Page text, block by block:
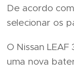
De acordo
selecionar os
O Nissan
uma nova